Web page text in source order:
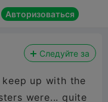
Авторизоваться
Следуйте за
up with the
were... quite